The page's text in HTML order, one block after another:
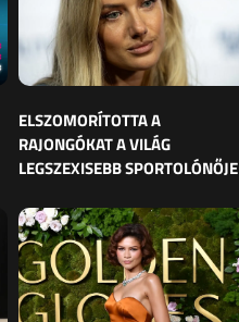
ELSZOMORÍTOTTA A
RAJONGÓKAT A VILÁG
LEGSZEXISEBB SPORTOLÓNŐJE